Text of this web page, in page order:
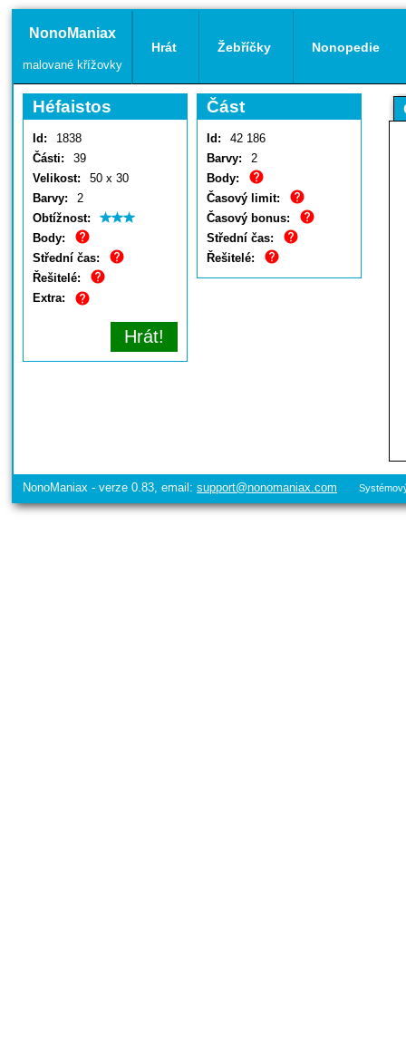
NonoManiax
malované křížovky
Hrát Žebříčky Nonopedie
Héfaistos
Id:
1838
Části:
39
Velikost:
50 x 30
Barvy:
2
Obtížnost:
Body:
Střední čas:
Řešitelé:
Extra:
Hrát!
Část
Id:
42 186
Barvy:
2
Body:
Časový limit:
Časový bonus:
Střední čas:
Řešitelé:
NonoManiax - verze 0.83, email: support@nonomaniax.com